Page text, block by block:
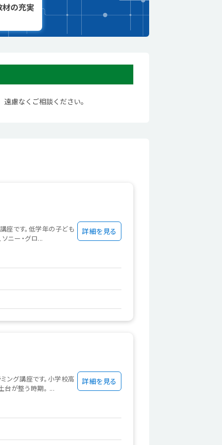
の充実
慮なくご相談ください。
座です。低学年の子ども
ニー・グロ...
詳細を見る
ング講座です。小学校高
台が整う時期。 ...
詳細を見る